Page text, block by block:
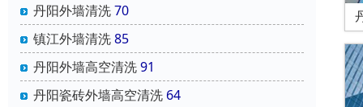
丹阳外墙清洗70
镇江外墙清洗85
丹阳外墙高空清洗91
丹阳瓷砖外墙高空清洗 64